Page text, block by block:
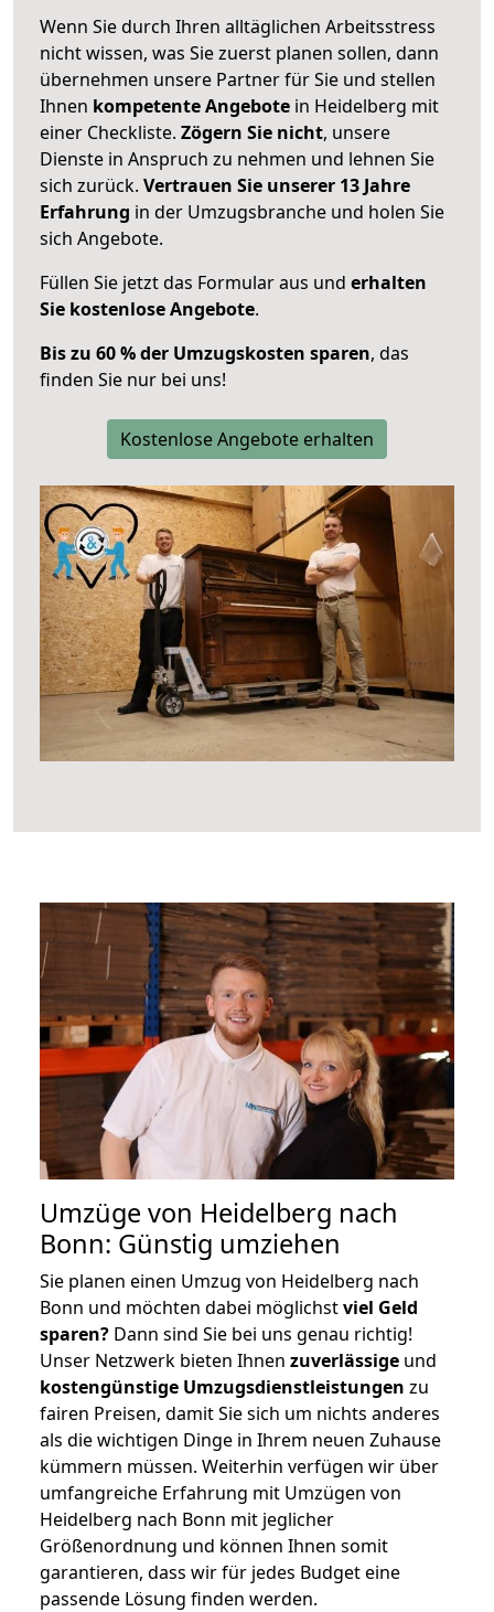
Wenn Sie durch Ihren alltäglichen Arbeitsstress
nicht wissen, was Sie zuerst planen sollen, dann
übernehmen unsere Partner für Sie und stellen
Ihnen kompetente Angebote in Heidelberg mit
einer Checkliste. Zögern Sie nicht, unsere
Dienste in Anspruch zu nehmen und lehnen Sie
sich zurück. Vertrauen Sie unserer 13 Jahre
Erfahrung in der Umzugsbranche und holen Sie
sich Angebote.
Füllen Sie jetzt das Formular aus und erhalten
Sie kostenlose Angebote.
Bis zu 60 % der Umzugskosten sparen, das
finden Sie nur bei uns!
Kostenlose Angebote erhalten
Umzüge von Heidelberg nach
Bonn: Günstig umziehen
Sie planen einen Umzug von Heidelberg nach
Bonn und möchten dabei möglichstviel Geld
sparen? Dann sind Sie bei uns genau richtig!
Unser Netzwerk bieten Ihnen zuverlässige und
kostengünstige Umzugsdienstleistungen zu
fairen Preisen, damit Sie sich um nichts anderes
als die wichtigen Dinge in Ihrem neuen Zuhause
kümmern müssen. Weiterhin verfügen wir über
umfangreiche Erfahrung mit Umzügen von
Heidelberg nach Bonn mit jeglicher
Größenordnung und können Ihnen somit
garantieren, dass wir für jedes Budget eine
passende Lösung finden werden.